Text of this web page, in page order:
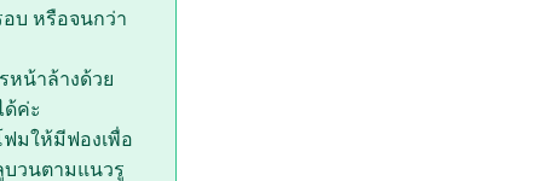
อบ หรือจนกว่า
หน้าล้างด้วย
ด้ค่ะ
มให้มีฟองเพื่อ
บวนตามแนวรู